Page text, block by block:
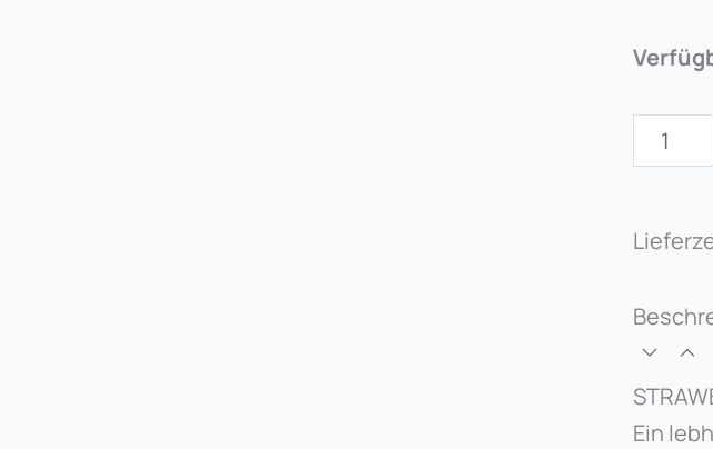
Menge
Ein